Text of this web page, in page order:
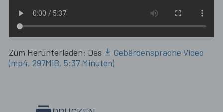
Zum Herunterladen: Das
Gebärdensprache Video
(mp4, 297MiB, 5:37 Minuten)